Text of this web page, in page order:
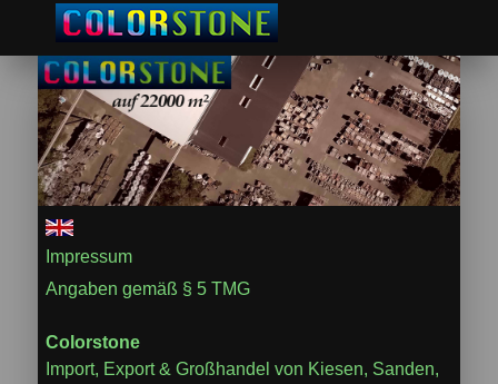
Impressum
Angaben gemäß § 5 TMG
Colorstone
Import, Export & Großhandel von Kiesen, Sanden,